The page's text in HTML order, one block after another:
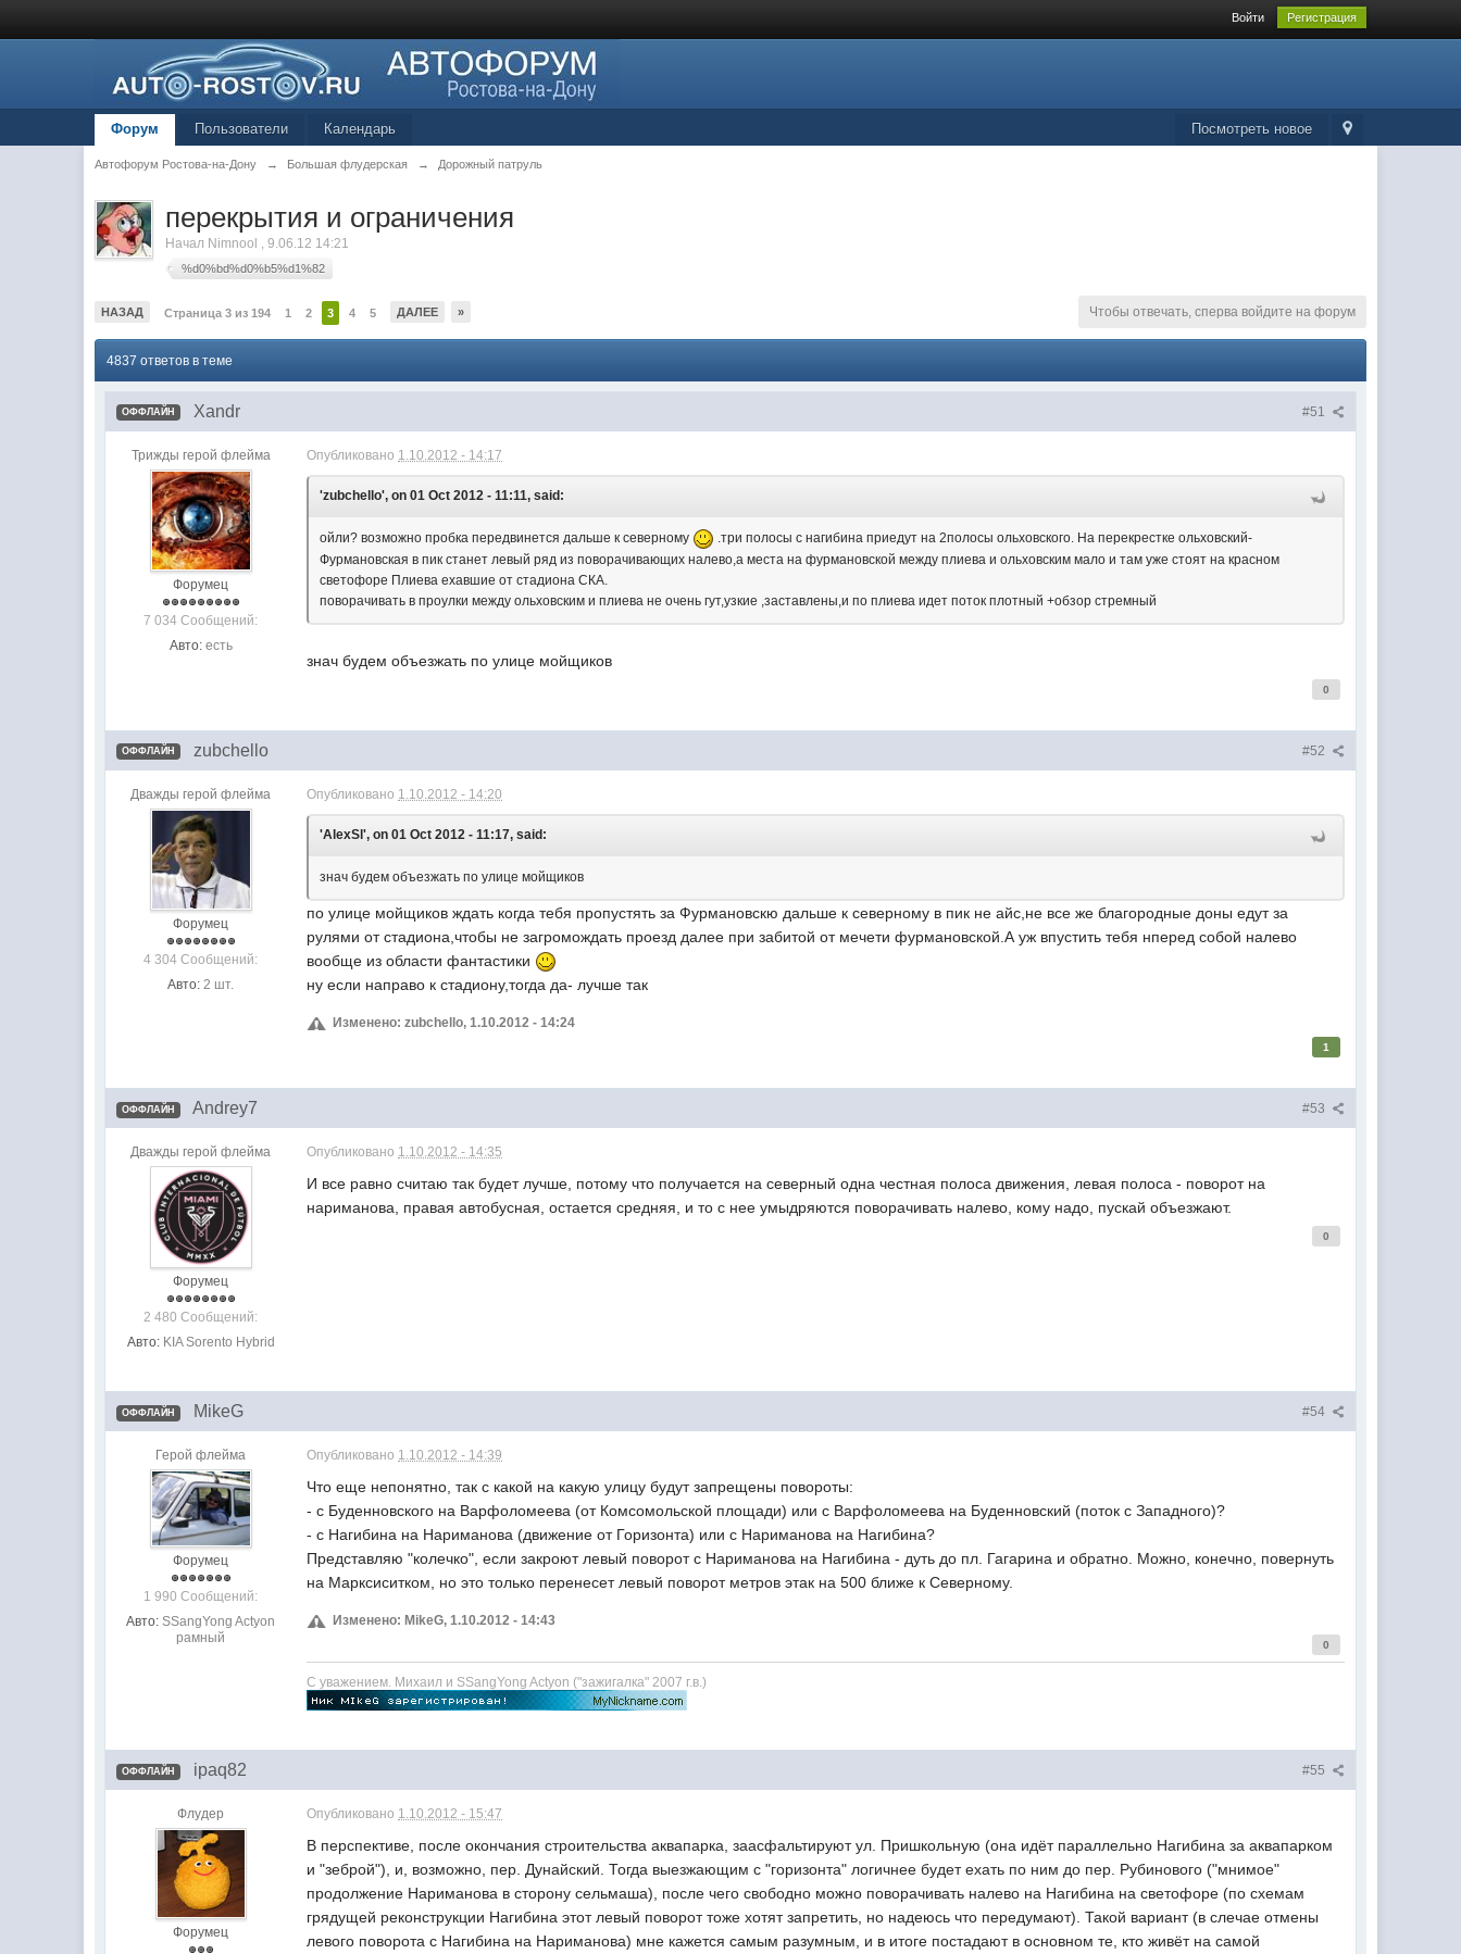
Войти Регистрация
Посмотреть новое
Форум Пользователи Календарь
Автофорум Ростова-на-Дону → Большая флудерская → Дорожный патруль
перекрытия и ограничения
Начал Nimnool ,9.06.12 14:21
%d0%bd%d0%b5%d1%82
НАЗАД Страница 3 из 194 1 2 3 4 5 ДАЛЕЕ » Чтобы отвечать, сперва войдите на форум
4837 ответов в теме
#51
ОФФЛАЙН Xandr
Трижды герой флейма
Форумец
7 034 Сообщений:
Авто: есть
Опубликовано 1.10.2012 - 14:17
'zubchello', on 01 Oct 2012 - 11:11, said:
ойли? возможно пробка передвинется дальше к северному
.три полосы с нагибина приедут на 2полосы ольховского. На перекрестке ольховский-
Фурмановская в пик станет левый ряд из поворачивающих налево,а места на фурмановской между плиева и ольховским мало и там уже стоят на красном
светофоре Плиева ехавшие от стадиона СКА.
поворачивать в проулки между ольховским и плиева не очень гут,узкие ,заставлены,и по плиева идет поток плотный +обзор стремный
знач будем объезжать по улице мойщиков
0
#52
ОФФЛАЙН zubchello
Дважды герой флейма
Форумец
4 304 Сообщений:
Авто: 2 шт.
Опубликовано 1.10.2012 - 14:20
'AlexSl', on 01 Oct 2012 - 11:17, said:
знач будем объезжать по улице мойщиков
по улице мойщиков ждать когда тебя пропустять за Фурмановскю дальше к северному в пик не айс,не все же благородные доны едут за
рулями от стадиона,чтобы не загромождать проезд далее при забитой от мечети фурмановской.А уж впустить тебя нперед собой налево
вообще из области фантастики
ну если направо к стадиону,тогда да- лучше так
Изменено: zubchello, 1.10.2012 - 14:24
1
#53
ОФФЛАЙН Andrey7
Дважды герой флейма
Форумец
2 480 Сообщений:
Авто: KIA Sorento Hybrid
Опубликовано 1.10.2012 - 14:35
И все равно считаю так будет лучше, потому что получается на северный одна честная полоса движения, левая полоса - поворот на
нариманова, правая автобусная, остается средняя, и то с нее умыдряются поворачивать налево, кому надо, пускай объезжают.
0
#54
ОФФЛАЙН MikeG
Герой флейма
Форумец
1 990 Сообщений:
Авто: SSangYong Actyon
рамный
Опубликовано 1.10.2012 - 14:39
Что еще непонятно, так с какой на какую улицу будут запрещены повороты:
- с Буденновского на Варфоломеева (от Комсомольской площади) или с Варфоломеева на Буденновский (поток с Западного)?
- с Нагибина на Нариманова (движение от Горизонта) или с Нариманова на Нагибина?
Представляю "колечко", если закроют левый поворот с Нариманова на Нагибина - дуть до пл. Гагарина и обратно. Можно, конечно, повернуть
на Марксиситком, но это только перенесет левый поворот метров этак на 500 ближе к Северному.
Изменено: MikeG, 1.10.2012 - 14:43
0
С уважением. Михаил и SSangYong Actyon ("зажигалка" 2007 г.в.)
#55
ОФФЛАЙН ipaq82
Флудер
Форумец
Опубликовано 1.10.2012 - 15:47
В перспективе, после окончания строительства аквапарка, заасфальтируют ул. Пришкольную (она идёт параллельно Нагибина за аквапарком
и "зеброй"), и, возможно, пер. Дунайский. Тогда выезжающим с "горизонта" логичнее будет ехать по ним до пер. Рубинового ("мнимое"
продолжение Нариманова в сторону сельмаша), после чего свободно можно поворачивать налево на Нагибина на светофоре (по схемам
грядущей реконструкции Нагибина этот левый поворот тоже хотят запретить, но надеюсь что передумают). Такой вариант (в слечае отмены
левого поворота с Нагибина на Нариманова) мне кажется самым разумным, и в итоге постадают в основном те, кто живёт на самой